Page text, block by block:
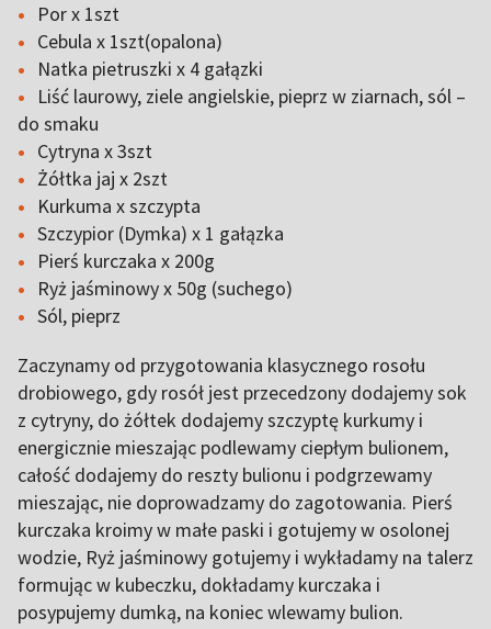
Por x 1szt
Cebula x 1szt(opalona)
Natka pietruszki x 4 gałązki
Liść laurowy, ziele angielskie, pieprz w ziarnach, sól –
do smaku
Cytryna x 3szt
Żółtka jaj x 2szt
Kurkuma x szczypta
Szczypior (Dymka) x 1 gałązka
Pierś kurczaka x 200g
Ryż jaśminowy x 50g (suchego)
Sól, pieprz
Zaczynamy od przygotowania klasycznego rosołu
drobiowego, gdy rosół jest przecedzony dodajemy sok
z cytryny, do żółtek dodajemy szczyptę kurkumy i
energicznie mieszając podlewamy ciepłym bulionem,
całość dodajemy do reszty bulionu i podgrzewamy
mieszając, nie doprowadzamy do zagotowania. Pierś
kurczaka kroimy w małe paski i gotujemy w osolonej
wodzie, Ryż jaśminowy gotujemy i wykładamy na talerz
formując w kubeczku, dokładamy kurczaka i
posypujemy dumką, na koniec wlewamy bulion.